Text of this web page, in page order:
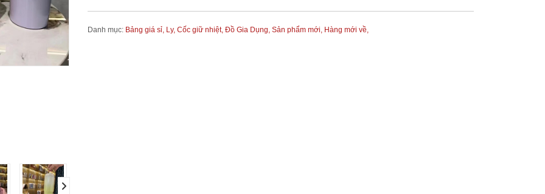
Danh mục: Bảng giá sỉ, Ly, Cốc giữ nhiệt, Đồ Gia Dụng, Sản phẩm mới, Hàng mới về,